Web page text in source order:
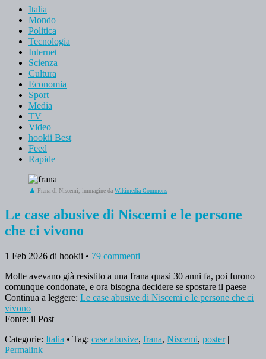
Italia
Mondo
Politica
Tecnologia
Internet
Scienza
Cultura
Economia
Sport
Media
TV
Video
hookii Best
Feed
Rapide
Frana di Niscemi, immagine da Wikimedia Commons
Le case abusive di Niscemi e le persone
che ci vivono
1 Feb 2026 di hookii • 79 commenti
Molte avevano già resistito a una frana quasi 30 anni fa, poi furono
comunque condonate, e ora bisogna decidere se spostare il paese
Continua a leggere: Le case abusive di Niscemi e le persone che ci
vivono
Fonte: il Post
Categorie: Italia • Tag: case abusive, frana, Niscemi, poster|
Permalink